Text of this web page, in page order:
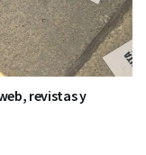
revistas y